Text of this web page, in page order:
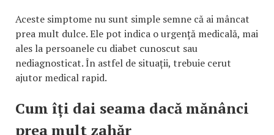
Aceste simptome nu sunt simple semne că ai mâncat
prea mult dulce. Ele pot indica o urgență medicală, mai
ales la persoanele cu diabet cunoscut sau
nediagnosticat. În astfel de situații, trebuie cerut
ajutor medical rapid.
Cum îți dai seama dacă mănânci
prea mult zahăr